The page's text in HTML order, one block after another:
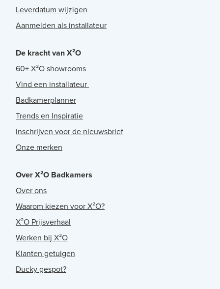
Leverdatum wijzigen
Aanmelden als installateur
De kracht van X²O
60+ X²O showrooms
Vind een installateur
Badkamerplanner
Trends en Inspiratie
Inschrijven voor de nieuwsbrief
Onze merken
Over X²O Badkamers
Over ons
Waarom kiezen voor X²O?
X²O Prijsverhaal
Werken bij X²O
Klanten getuigen
Ducky gespot?